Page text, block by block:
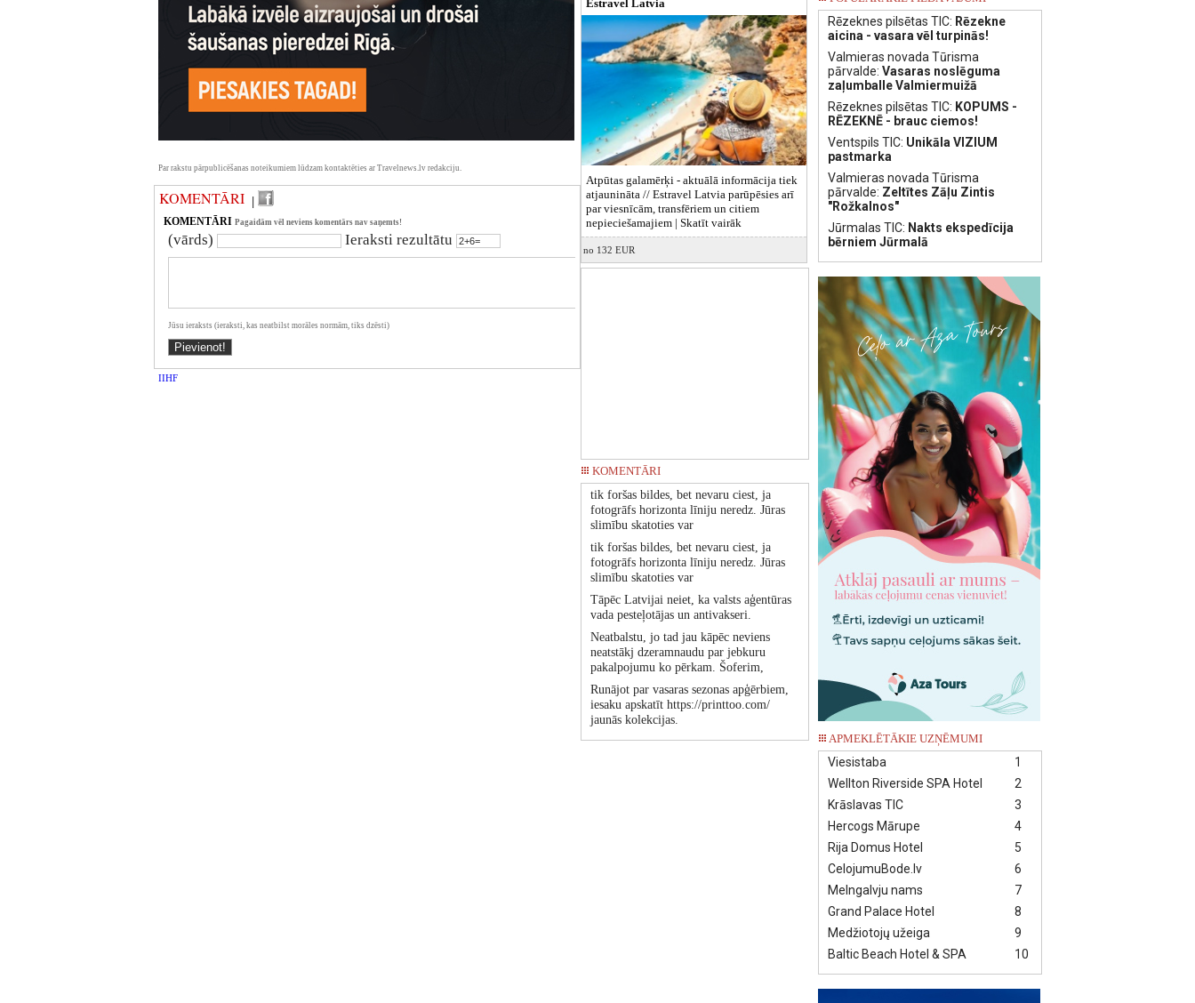
Par rakstu pārpublicēšanas noteikumiem lūdzam kontaktēties ar Travelnews.lv redakciju.
KOMENTĀRI |
KOMENTĀRI Pagaidām vēl neviens komentārs nav saņemts!
(vārds) Ieraksti rezultātu
Jūsu ieraksts (ieraksti, kas neatbilst morāles normām, tiks dzēsti)
IIHF
Estravel Latvia
Atpūtas galamērķi - aktuālā informācija tiek
atjaunināta // Estravel Latvia parūpēsies arī
par viesnīcām, transfēriem un citiem
nepieciešamajiem | Skatīt vairāk
no 132 EUR
KOMENTĀRI
tik foršas bildes, bet nevaru ciest, ja
fotogrāfs horizonta līniju neredz. Jūras
slimību skatoties var
tik foršas bildes, bet nevaru ciest, ja
fotogrāfs horizonta līniju neredz. Jūras
slimību skatoties var
Tāpēc Latvijai neiet, ka valsts aģentūras
vada pesteļotājas un antivakseri.
Neatbalstu, jo tad jau kāpēc neviens
neatstākj dzeramnaudu par jebkuru
pakalpojumu ko pērkam. Šoferim,
Runājot par vasaras sezonas apģērbiem,
iesaku apskatīt https://printtoo.com/
jaunās kolekcijas.
Rēzeknes pilsētas TIC: Rēzekne
aicina - vasara vēl turpinās!
Valmieras novada Tūrisma
pārvalde: Vasaras noslēguma
zaļumballe Valmiermuižā
Rēzeknes pilsētas TIC: KOPUMS -
RĒZEKNĒ - brauc ciemos!
Ventspils TIC: Unikāla VIZIUM
pastmarka
Valmieras novada Tūrisma
pārvalde: Zeltītes Zāļu Zintis
"Rožkalnos"
Jūrmalas TIC: Nakts ekspedīcija
bērniem Jūrmalā
APMEKLĒTĀKIE UZŅĒMUMI
1
Viesistaba
2
Wellton Riverside SPA Hotel
3
Krāslavas TIC
4
Hercogs Mārupe
5
Rija Domus Hotel
6
CelojumuBode.lv
7
Melngalvju nams
8
Grand Palace Hotel
9
Medžiotojų užeiga
10
Baltic Beach Hotel & SPA